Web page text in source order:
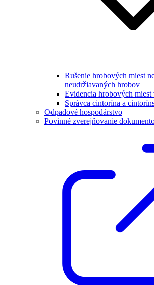
Rušenie hrobových miest
neudržiavaných hrobov
Evidencia hrobových
Správca cintorína a
Odpadové hospodárstvo
Povinné zverejňovanie